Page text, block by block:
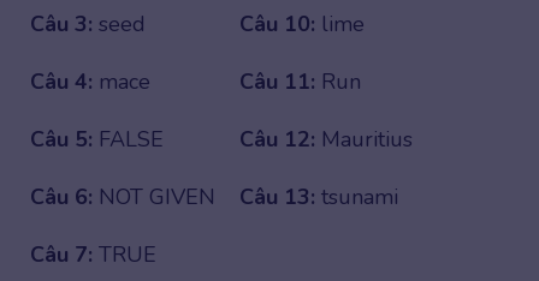
Câu 3: seed Câu 10: lime
Câu 4: mace Câu 11: Run
Câu 5: FALSE Câu 12: Mauritius
Câu 6: NOT GIVEN Câu 13: tsunami
Câu 7: TRUE